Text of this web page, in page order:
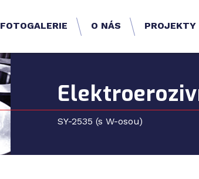
FOTOGALERIE O NÁS PROJEKTY
SY-2535 (s W-osou)